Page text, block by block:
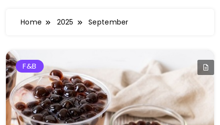
Home 2025 September
F&b